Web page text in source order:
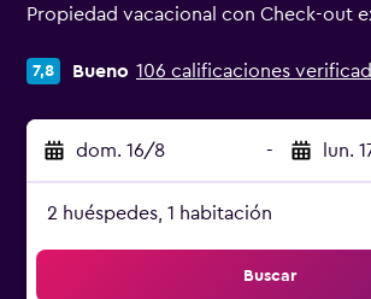
Propiedad vacacional con Check-out
7,8 Bueno 106 calificaciones
dom. 16/8 - lun.
2 huéspedes, 1 habitación
Buscar